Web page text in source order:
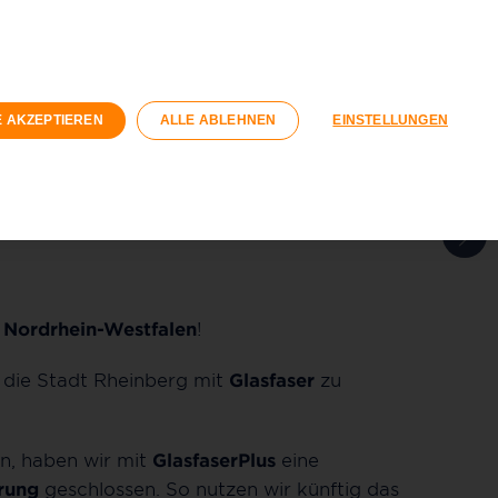
Registrieren
Nordrhein-Westfalen!
Stadt Rheinberg mit Glasfaser zu
haben wir mit GlasfaserPlus eine
geschlossen. So nutzen wir künftig das
AKZEPTIEREN ALLE ABLEHNEN EINSTELLUNGEN